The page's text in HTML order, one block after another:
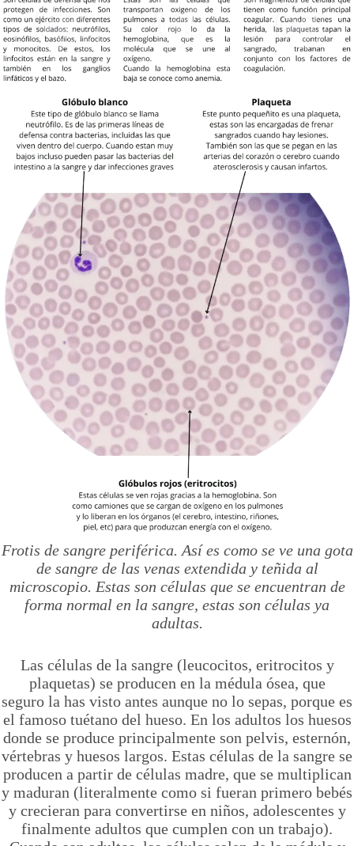
Frotis de sangre periférica. Así es como se ve una gota
de sangre de las venas extendida y teñida al
microscopio. Estas son células que se encuentran de
forma normal en la sangre, estas son células ya
adultas.
Las células de la sangre (leucocitos, eritrocitos y
plaquetas) se producen en la médula ósea, que
seguro la has visto antes aunque no lo sepas, porque es
el famoso tuétano del hueso. En los adultos los huesos
donde se produce principalmente son pelvis, esternón,
vértebras y huesos largos. Estas células de la sangre se
producen a partir de células madre, que se multiplican
y maduran (literalmente como si fueran primero bebés
y crecieran para convertirse en niños, adolescentes y
finalmente adultos que cumplen con un trabajo).